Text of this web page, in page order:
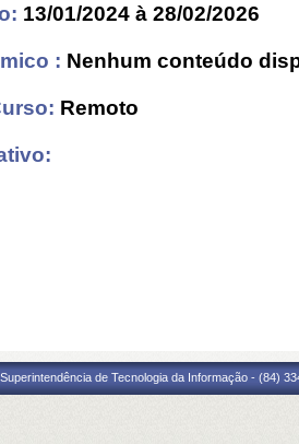
13/01/2024 à 28/02/2026
: Nenhum conteúdo
Remoto
de Tecnologia da Informação - (84)